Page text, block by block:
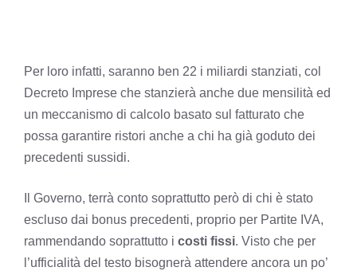
Per loro infatti, saranno ben 22 i miliardi stanziati, col
Decreto Imprese che stanzierà anche due mensilità ed
un meccanismo di calcolo basato sul fatturato che
possa garantire ristori anche a chi ha già goduto dei
precedenti sussidi.
Il Governo, terrà conto soprattutto però di chi è stato
escluso dai bonus precedenti, proprio per Partite IVA,
rammendando soprattutto i costi fissi. Visto che per
l’ufficialità del testo bisognerà attendere ancora un po’